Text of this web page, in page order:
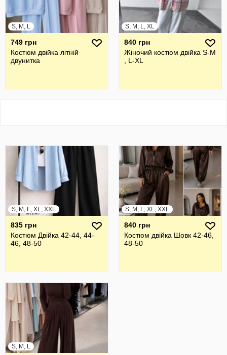
S, M, L
749 грн
Костюм двійка літній
двунитка
S, M, L, XL
840 грн
Жіночий костюм двійка S-M
, L-XL
S, M, L, XL, XXL
835 грн
Костюм Двійка 42-44, 44-
46, 48-50
S, M, L, XL, XXL
840 грн
Костюм двійка Шовк 42-46,
48-50
S, M, L